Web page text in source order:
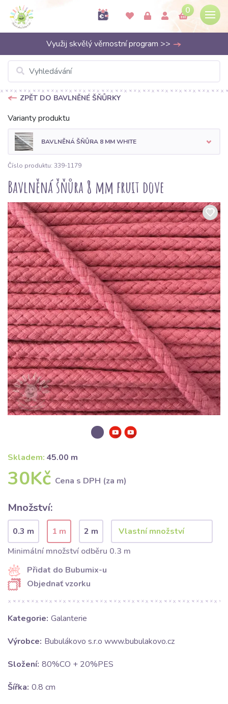
0
Využij skvělý věrnostní program >>
ZPĚT DO BAVLNĚNÉ ŠŇŮRKY
Varianty produktu
BAVLNĚNÁ ŠŇŮRA 8 MM WHITE
Číslo produktu: 339-1179
Bavlněná šňůra 8 mm fruit dove
Skladem: 45.00 m
30Kč Cena s DPH (za m)
Množství:
0.3 m 1 m
2 m
Minimální množství odběru 0.3 m
Přidat do Bubumix-u
Objednať vzorku
Kategorie: Galanterie
Výrobce: Bubulákovo s.r.o www.bubulakovo.cz
Složení: 80%CO + 20%PES
Šířka: 0.8 cm